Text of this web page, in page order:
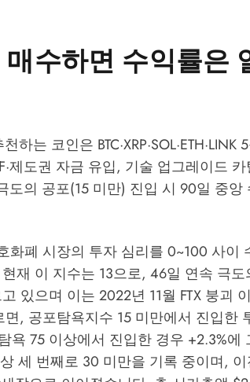
수하면 수익률은
는 코인은 BTC·XRP·SOL·ETH·LINK
제도권 자금 유입, 기술 업그레이드
의 공포(15 미만) 진입 시 90일 중앙
화폐 시장의 투자 심리를 0~100 사이
재 이 지수는 13으로, 46일 연속 극도
있으며 이는 2022년 11월 FTX 붕괴
면, 공포탐욕지수 15 미만에서 진입한
욕 75 이상에서 진입한 경우 +2.3%에
세 번째로 30 미만을 기록 중이며,